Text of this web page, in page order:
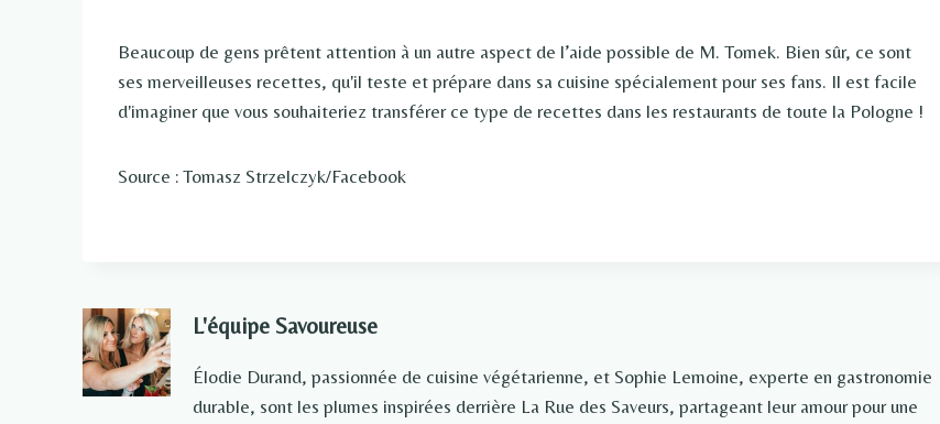
Beaucoup de gens prêtent attention à un autre aspect de l’aide possible de M. Tomek. Bien sûr, ce sont
ses merveilleuses recettes, qu'il teste et prépare dans sa cuisine spécialement pour ses fans. Il est facile
d'imaginer que vous souhaiteriez transférer ce type de recettes dans les restaurants de toute la Pologne !
Source : Tomasz Strzelczyk/Facebook
L'équipe Savoureuse
Élodie Durand, passionnée de cuisine végétarienne, et Sophie Lemoine, experte en gastronomie
durable, sont les plumes inspirées derrière La Rue des Saveurs, partageant leur amour pour une